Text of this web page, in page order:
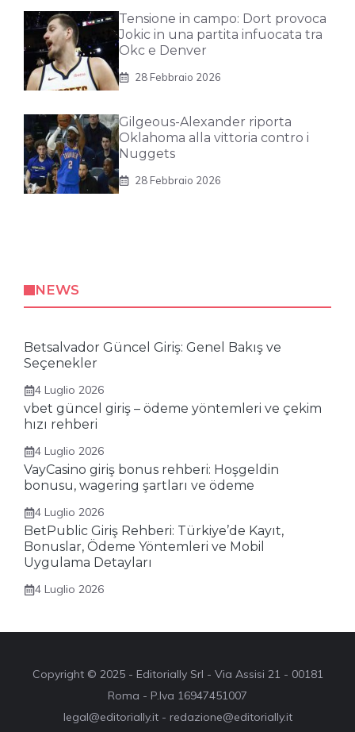
Tensione in campo: Dort provoca
Jokic in una partita infuocata tra
Okc e Denver
28 Febbraio 2026
Gilgeous-Alexander riporta
Oklahoma alla vittoria contro i
Nuggets
28 Febbraio 2026
NEWS
Betsalvador Güncel Giriş: Genel Bakış ve
Seçenekler
4 Luglio 2026
vbet güncel giriş – ödeme yöntemleri ve çekim
hızı rehberi
4 Luglio 2026
VayCasino giriş bonus rehberi: Hoşgeldin
bonusu, wagering şartları ve ödeme
4 Luglio 2026
BetPublic Giriş Rehberi: Türkiye’de Kayıt,
Bonuslar, Ödeme Yöntemleri ve Mobil
Uygulama Detayları
4 Luglio 2026
Copyright © 2025 - Editorially Srl - Via Assisi 21 - 00181
Roma - P.Iva 16947451007
legal@editorially.it - redazione@editorially.it